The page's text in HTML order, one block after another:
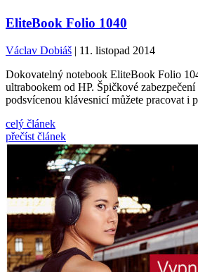
EliteBook Folio 1040
Václav Dobiáš | 11. listopad 2014
Dokovatelný notebook EliteBook Folio
ultrabookem od HP. Špičkové zabezpečení
podsvícenou klávesnicí můžete pracovat i
celý článek
přečíst článek